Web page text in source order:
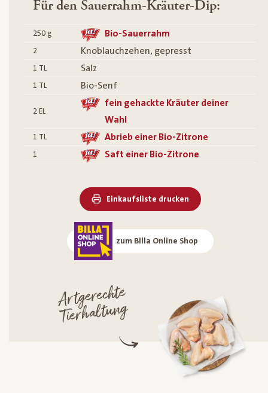
Für den Sauerrahm-Kräuter-Dip:
250 g Bio-Sauerrahm
2 Knoblauchzehen, gepresst
1 TL Salz
1 TL Bio-Senf
2 EL
fein gehackte Kräuter deiner
Wahl
1 TL Abrieb einer Bio-Zitrone
1 Saft einer Bio-Zitrone
Einkaufsliste drucken
zum Billa Online Shop
Artgerechte
Tierhaltung